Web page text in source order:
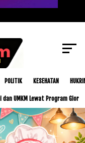
POLITIK KESEHATAN
Lewat Program Glorious Golo